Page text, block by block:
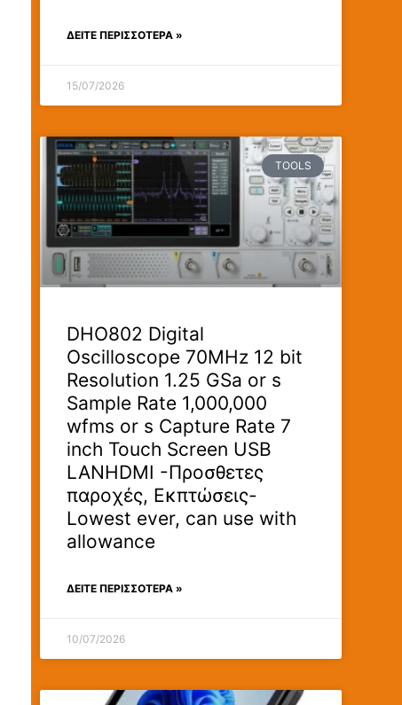
ΔΕΊΤΕ ΠΕΡΙΣΣΟΤΕΡΑ »
15/07/2026
TOOLS
DHO802 Digital
Oscilloscope 70MHz 12 bit
Resolution 1.25 GSa or s
Sample Rate 1,000,000
wfms or s Capture Rate 7
inch Touch Screen USB
LANHDMI -Προσθετες
παροχές, Εκπτώσεις-
Lowest ever, can use with
allowance
ΔΕΊΤΕ ΠΕΡΙΣΣΟΤΕΡΑ »
10/07/2026